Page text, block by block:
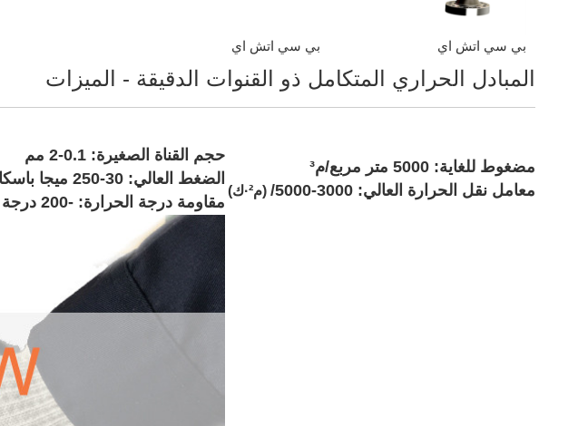
بي سي اتش اي بي سي اتش اي
المبادل الحراري المتكامل ذو القنوات الدقيقة - الميزات
مضغوط للغاية: 5000 متر مربع/م³
معامل نقل الحرارة العالي: 3000-5000/
(م²·ك)
حجم القناة الصغيرة: 0.1-2 مم
الضغط العالي: 30-250 ميجا باسكال
مقاومة درجة الحرارة: -200 درجة مئوية -900 درجة مئوية